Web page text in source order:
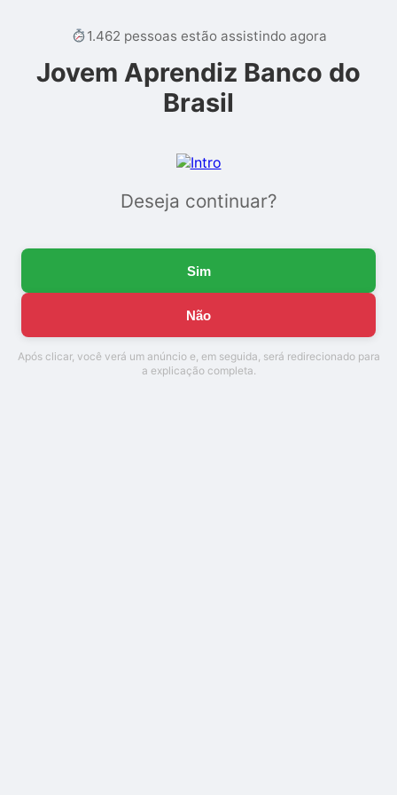
1.462 pessoas estão assistindo agora
Jovem Aprendiz Banco do
Brasil
Deseja continuar?
Sim
Não
Após clicar, você verá um anúncio e, em seguida, será redirecionado para
a explicação completa.